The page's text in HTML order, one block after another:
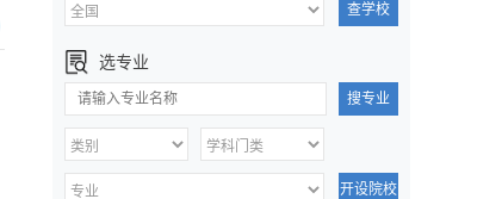
查学校
选专业
搜专业
开设院校